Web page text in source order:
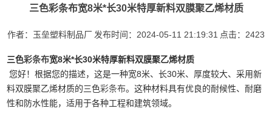
三色彩条布宽8米*长30米特厚新料双膜聚乙烯材质
作者：玉垒塑料制品厂 发布时间：2024-05-11 21:19:31 点击： 2423
三色彩条布宽8米*长30米特厚新料双膜聚乙烯材质
您好！根据您的描述，这是一种宽8米、长30米、厚度较大、采用新
料双膜聚乙烯材质的三色彩条布。这种材料具有优良的耐候性、耐磨
性和防水性能，适用于各种工程和建筑领域。